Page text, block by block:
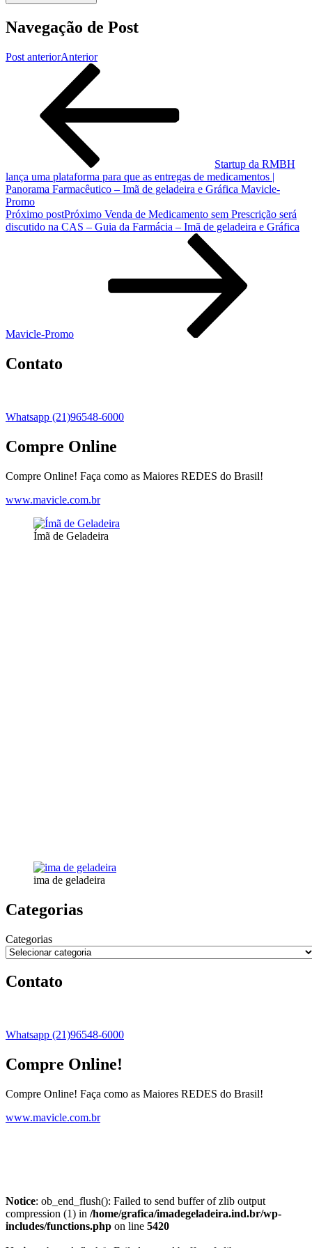
Navegação de Post
Post anteriorAnterior
Startup da RMBH
lança uma plataforma para que as entregas de medicamentos |
Panorama Farmacêutico – Imã de geladeira e Gráfica Mavicle-
Promo
Próximo postPróximo Venda de Medicamento sem Prescrição será
discutido na CAS – Guia da Farmácia – Imã de geladeira e Gráfica
Mavicle-Promo
Contato
Whatsapp (21)96548-6000
Compre Online
Compre Online! Faça como as Maiores REDES do Brasil!
www.mavicle.com.br
Ímã de Geladeira
ima de geladeira
Categorias
Categorias
Contato
Whatsapp (21)96548-6000
Compre Online!
Compre Online! Faça como as Maiores REDES do Brasil!
www.mavicle.com.br
Notice: ob_end_flush(): Failed to send buffer of zlib output
compression (1) in /home/grafica/imadegeladeira.ind.br/wp-
includes/functions.php on line 5420